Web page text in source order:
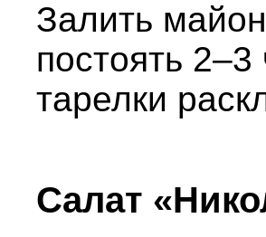
Залить
постоять
тарелки
Салат